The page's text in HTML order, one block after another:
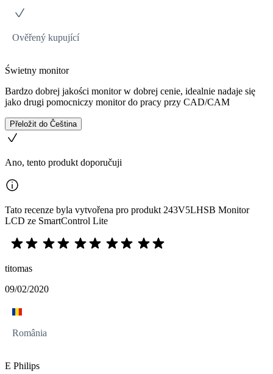
Ověřený kupující
Świetny monitor
Bardzo dobrej jakości monitor w dobrej cenie, idealnie nadaje się
jako drugi pomocniczy monitor do pracy przy CAD/CAM
Přeložit do Čeština
Ano, tento produkt doporučuji
Tato recenze byla vytvořena pro produkt 243V5LHSB Monitor
LCD ze SmartControl Lite
titomas
09/02/2020
România
E Philips